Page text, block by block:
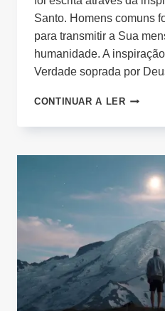
Santo. Homens comuns
para transmitir a Sua
humanidade. A
Verdade soprada por
CONTINUAR A LERA